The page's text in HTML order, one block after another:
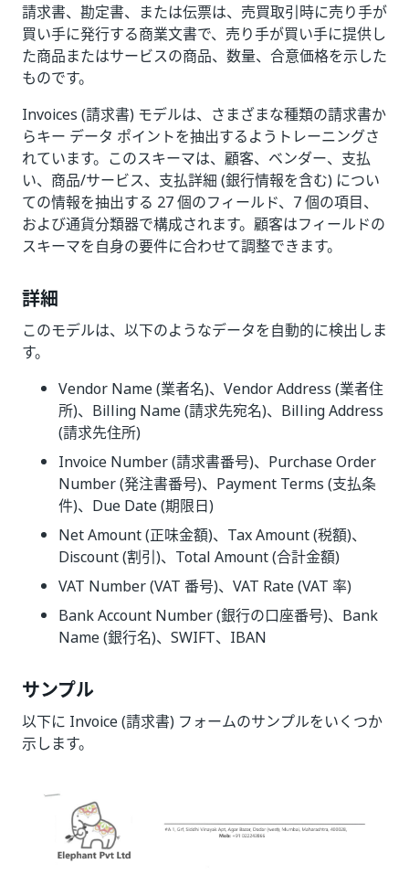
請求書、勘定書、または伝票は、売買取引時に売り手が
買い手に発行する商業文書で、売り手が買い手に提供し
た商品またはサービスの商品、数量、合意価格を示した
ものです。
Invoices (請求書) モデルは、さまざまな種類の請求書か
らキー データ ポイントを抽出するようトレーニングさ
れています。このスキーマは、顧客、ベンダー、支払
い、商品/サービス、支払詳細 (銀行情報を含む) につい
ての情報を抽出する 27 個のフィールド、7 個の項目、
および通貨分類器で構成されます。顧客はフィールドの
スキーマを自身の要件に合わせて調整できます。
詳細
このモデルは、以下のようなデータを自動的に検出しま
す。
Vendor Name (業者名)、Vendor Address (業者住
所)、Billing Name (請求先宛名)、Billing Address
(請求先住所)
Invoice Number (請求書番号)、Purchase Order
Number (発注書番号)、Payment Terms (支払条
件)、Due Date (期限日)
Net Amount (正味金額)、Tax Amount (税額)、
Discount (割引)、Total Amount (合計金額)
VAT Number (VAT 番号)、VAT Rate (VAT 率)
Bank Account Number (銀行の口座番号)、Bank
Name (銀行名)、SWIFT、IBAN
サンプル
以下に Invoice (請求書) フォームのサンプルをいくつか
示します。